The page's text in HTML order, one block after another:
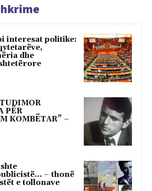
interesat politike:
dhe
PËR
KOMBËTAR” –
– thonë
e tollonave